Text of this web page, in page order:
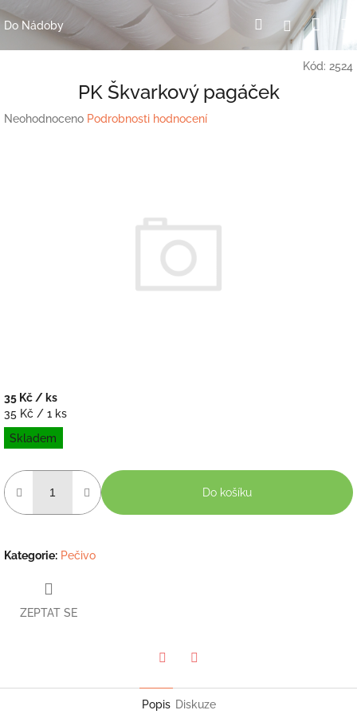
Přejít
naDo Nádoby HledatPřihlášení
Kód: 2524
PK Škvarkový pagáček
Průměrné
Neohodnoceno Podrobnosti hodnocení
35 Kč / ks
Měrná
cena:
35 Kč / 1 ks
Skladem
Do košíku
Kategorie: Pečivo
ZEPTAT SE
Popis Diskuze